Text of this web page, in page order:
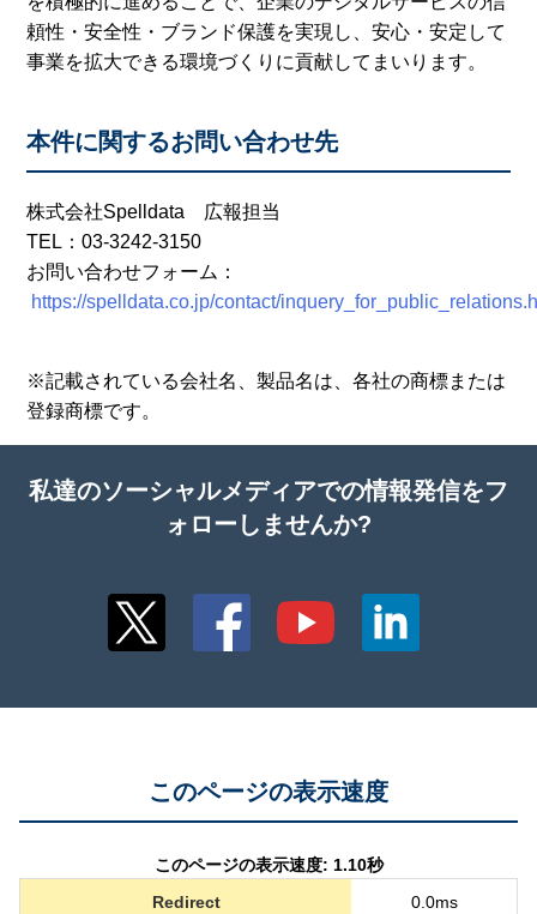
頼性・安全性・ブランド保護を実現し、安心・安定して
事業を拡大できる環境づくりに貢献してまいります。
本件に関するお問い合わせ先
株式会社Spelldata 広報担当
TEL：03-3242-3150
お問い合わせフォーム：
https://spelldata.co.jp/contact/
※記載されている会社名、製品名は、各社の商標または
登録商標です。
私達のソーシャルメディアでの情報発信をフ
ォローしませんか?
このページの表示速度
このページの表示速度: 1.10秒
Redirect
0.0ms